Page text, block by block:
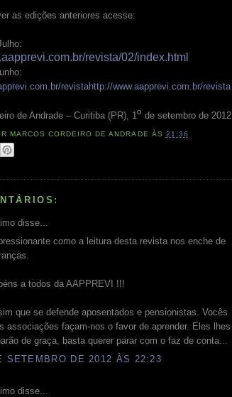
as edições anteriores acesse:
revista/02/index.html
revistahttp://www.aapprevi.com.br/revista
de Andrade – Curitiba (PR), 1º de setembro de 2012.
MARCOS CORDEIRO DE ANDRADE ÀS 21:36
disse...
como a leitura desta revista nos enche de
a todos da AAPPREVI !!!
que se defende aposentados e pensionistas. Vocês
associações façam-nos o favor de aprender. Eles lhes
de graça, basta querer parar com o faz de conta...
SETEMBRO DE 2012 ÀS 22:23
disse...